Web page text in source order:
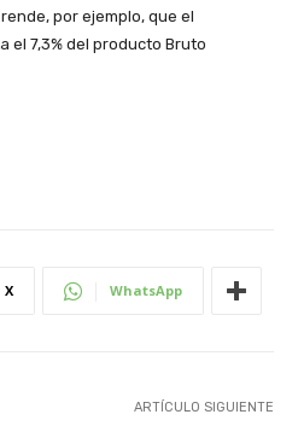
por ejemplo, que el
el 7,3% del producto Bruto
X WhatsApp
ARTÍCULO SIGUIENTE